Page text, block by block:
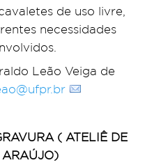
de uso livre,
necessidades
Leão Veiga de
( ATELIÊ DE